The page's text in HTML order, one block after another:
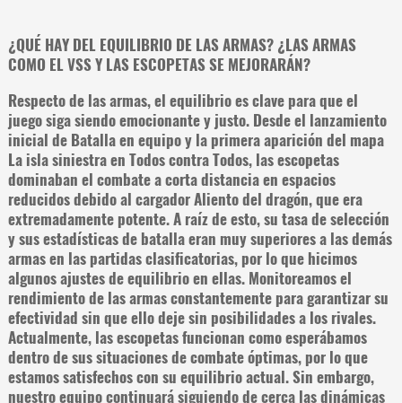
¿QUÉ HAY DEL EQUILIBRIO DE LAS ARMAS? ¿LAS ARMAS
COMO EL VSS Y LAS ESCOPETAS SE MEJORARÁN?
Respecto de las armas, el equilibrio es clave para que el
juego siga siendo emocionante y justo. Desde el lanzamiento
inicial de Batalla en equipo y la primera aparición del mapa
La isla siniestra en Todos contra Todos, las escopetas
dominaban el combate a corta distancia en espacios
reducidos debido al cargador Aliento del dragón, que era
extremadamente potente. A raíz de esto, su tasa de selección
y sus estadísticas de batalla eran muy superiores a las demás
armas en las partidas clasificatorias, por lo que hicimos
algunos ajustes de equilibrio en ellas. Monitoreamos el
rendimiento de las armas constantemente para garantizar su
efectividad sin que ello deje sin posibilidades a los rivales.
Actualmente, las escopetas funcionan como esperábamos
dentro de sus situaciones de combate óptimas, por lo que
estamos satisfechos con su equilibrio actual. Sin embargo,
nuestro equipo continuará siguiendo de cerca las dinámicas